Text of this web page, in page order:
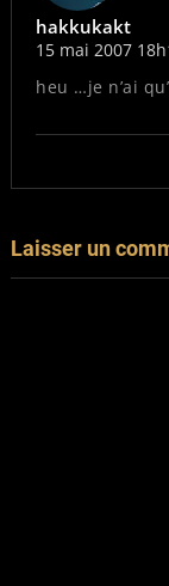
hakkukakt
15 mai 2007
heu …je n’ai
Laisser un